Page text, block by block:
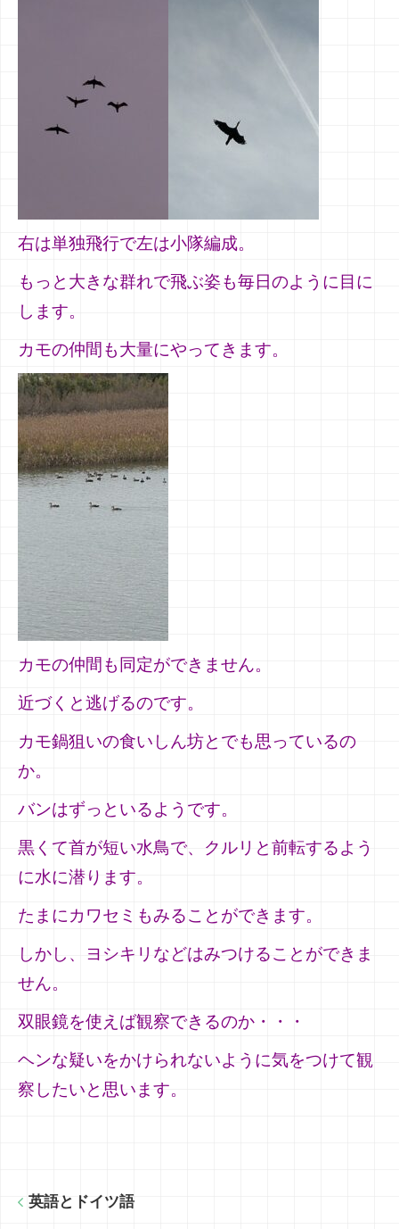
右は単独飛行で左は小隊編成。
もっと大きな群れで飛ぶ姿も毎日のように目に
します。
カモの仲間も大量にやってきます。
カモの仲間も同定ができません。
近づくと逃げるのです。
カモ鍋狙いの食いしん坊とでも思っているの
か。
バンはずっといるようです。
黒くて首が短い水鳥で、クルリと前転するよう
に水に潜ります。
たまにカワセミもみることができます。
しかし、ヨシキリなどはみつけることができま
せん。
双眼鏡を使えば観察できるのか・・・
ヘンな疑いをかけられないように気をつけて観
察したいと思います。
英語とドイツ語